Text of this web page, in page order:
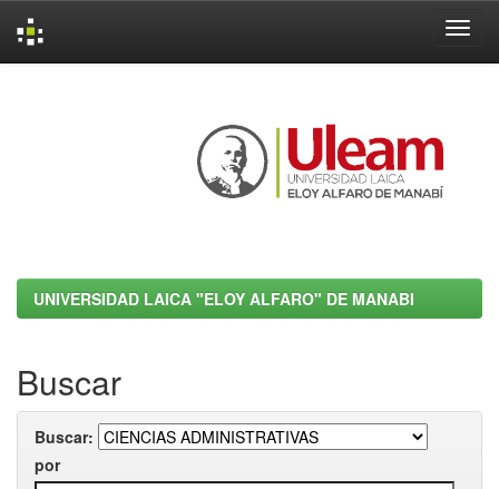
UNIVERSIDAD LAICA "ELOY ALFARO" DE MANABI
Buscar
Buscar:
por